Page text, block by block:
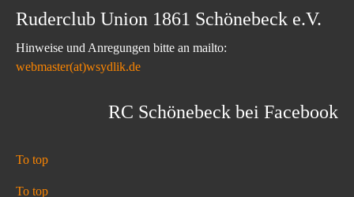
Ruderclub Union 1861 Schönebeck e.V.
Hinweise und Anregungen bitte an mailto:
webmaster(at)wsydlik.de
RC Schönebeck bei Facebook
To top
To top